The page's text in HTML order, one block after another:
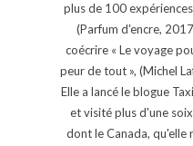
plus de 100
(Parfum d'encre,
coécrire « Le voyage
peur de tout », (Michel
Elle a lancé le blogue
et visité plus d'une
dont le Canada, qu'elle